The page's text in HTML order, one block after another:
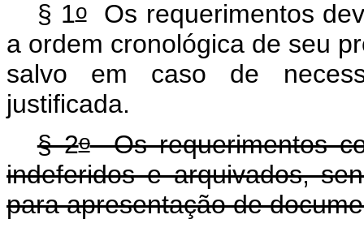
§ 1oOs requerimentos
a ordem cronológica de seu
salvo em caso de
justificada.
§ 2oOs requerimentos
indeferidos e arquivados,
para apresentação de